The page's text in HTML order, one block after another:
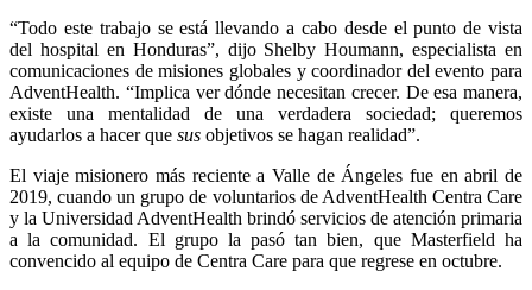
“Todo este trabajo se está llevando a cabo desde el punto de vista
del hospital en Honduras”, dijo Shelby Houmann, especialista en
comunicaciones de misiones globales y coordinador del evento para
AdventHealth. “Implica ver dónde necesitan crecer. De esa manera,
existe una mentalidad de una verdadera sociedad; queremos
ayudarlos a hacer que sus objetivos se hagan realidad”.
El viaje misionero más reciente a Valle de Ángeles fue en abril de
2019, cuando un grupo de voluntarios de AdventHealth Centra Care
y la Universidad AdventHealth brindó servicios de atención primaria
a la comunidad. El grupo la pasó tan bien, que Masterfield ha
convencido al equipo de Centra Care para que regrese en octubre.